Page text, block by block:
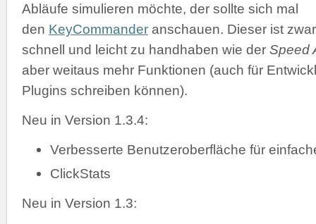
Abläufe simulieren möchte, der sollte sich mal
den KeyCommander anschauen. Dieser ist
schnell und leicht zu handhaben wie der Speed
aber weitaus mehr Funktionen (auch für
Plugins schreiben können).
Neu in Version 1.3.4:
Verbesserte Benutzeroberfläche für
ClickStats
Neu in Version 1.3: